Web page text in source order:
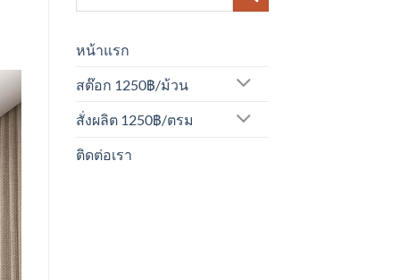
หน้าแรก
สต๊อก 1250฿/ม้วน
สั่งผลิต 1250฿/ตรม
ติดต่อเรา